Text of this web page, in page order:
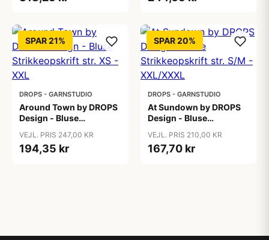
SPAR 21%
DROPS - GARNSTUDIO
Around Town by DROPS
Design - Bluse
XXL
VEJL. PRIS 247,00 KR
194,35 kr
SPAR 20%
DROPS - GARNSTUDIO
At Sundown by DROPS
Design - Bluse
XXL/XXXL
VEJL. PRIS 210,00 KR
167,70 kr